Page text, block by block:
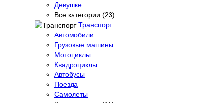
Девушке
Все категории (23)
Транспорт
Автомобили
Грузовые машины
Мотоциклы
Квадроциклы
Автобусы
Поезда
Самолеты